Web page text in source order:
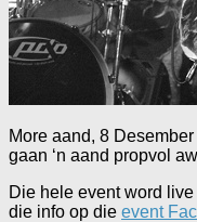
More aand, 8
gaan ‘n aand propvol
Die hele event word
die info op die event